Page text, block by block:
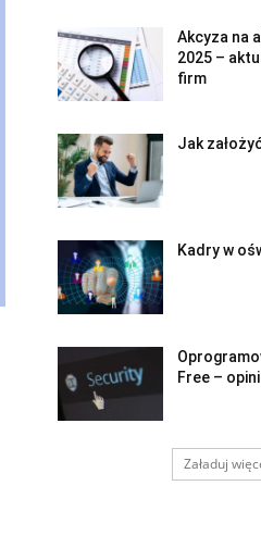
Akcyza na
2025 –
firm
Jak
Kadry w
Free –
Załaduj